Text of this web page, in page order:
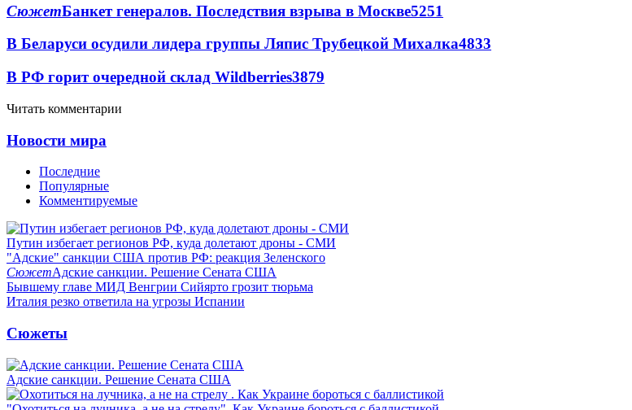
СюжетБанкет генералов. Последствия взрыва в Москве5251
В Беларуси осудили лидера группы Ляпис Трубецкой Михалка4833
В РФ горит очередной склад Wildberries3879
Читать комментарии
Новости мира
Последние
Популярные
Комментируемые
Путин избегает регионов РФ, куда долетают дроны - СМИ
"Адские" санкции США против РФ: реакция Зеленского
СюжетАдские санкции. Решение Сената США
Бывшему главе МИД Венгрии Сийярто грозит тюрьма
Италия резко ответила на угрозы Испании
Сюжеты
Адские санкции. Решение Сената США